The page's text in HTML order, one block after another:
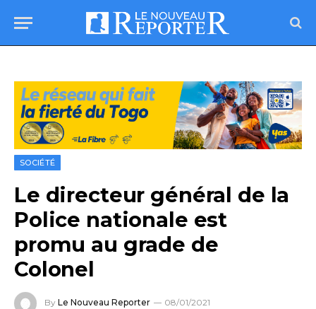
SOCIÉTÉ
Le directeur général de la
Police nationale est
promu au grade de
Colonel
By Le Nouveau Reporter
08/01/2021